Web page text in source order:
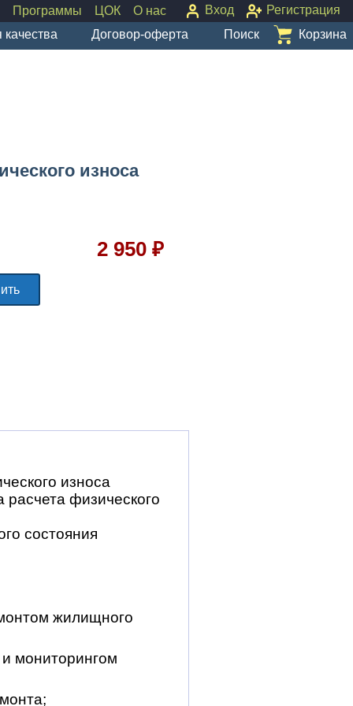
Программы ЦОК О нас Вход
Регистрация
качества
Договор-оферта Поиск Корзина
износа
2 950 ₽
износа
физического
состояния
жилищного
мониторингом